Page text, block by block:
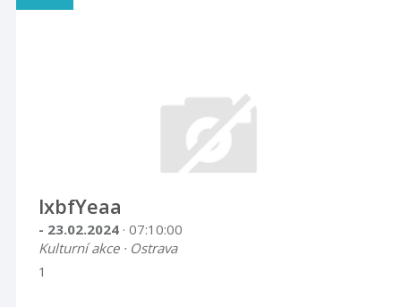
lxbfYeaa
- 23.02.2024 · 07:10:00
Kulturní akce · Ostrava
1